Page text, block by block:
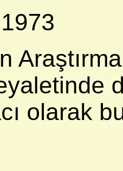
olarak